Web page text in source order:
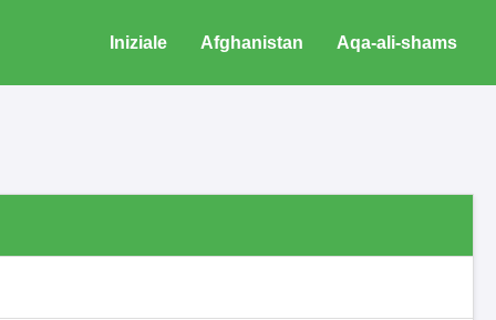
Iniziale Afghanistan Aqa-ali-shams